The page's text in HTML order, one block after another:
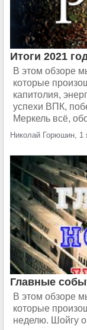
Итоги 2021
В этом обзоре
которые
капитолия,
успехи ВПК,
Меркель всё,
Николай Горюшин, 1
Главные
В этом обзоре
которые
неделю. Шойгу